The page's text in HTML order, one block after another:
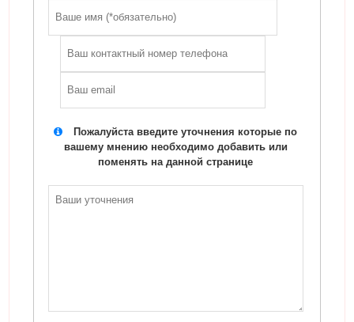
Пожалуйста введите уточнения которые по
вашему мнению необходимо добавить или
поменять на данной странице